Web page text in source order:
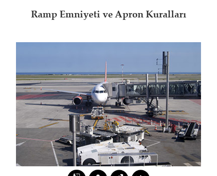
Ramp Emniyeti ve Apron Kuralları